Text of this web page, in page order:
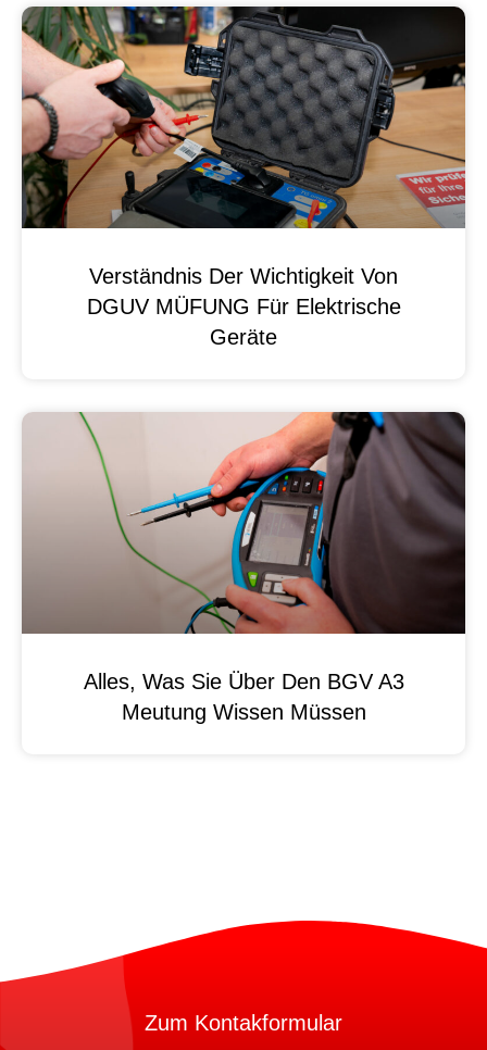
Verständnis Der Wichtigkeit Von
DGUV MÜFUNG Für Elektrische
Geräte
Alles, Was Sie Über Den BGV A3
Meutung Wissen Müssen
Zum Kontakformular